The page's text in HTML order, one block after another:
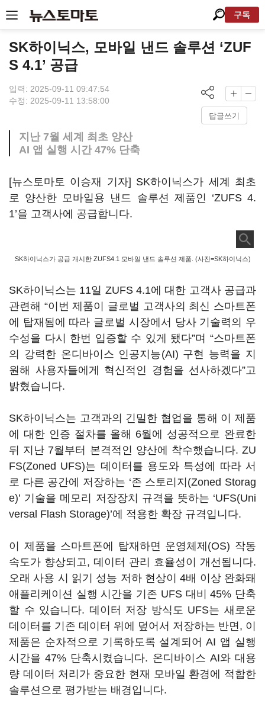
구독
SK하이닉스, 모바일 낸드 솔루션 ‘ZUF
S 4.1’ 공급
입력: 2025-09-11 09:47:54
수정: 2025-09-11 13:58:00
답글쓰기
지난 7월 세계 최초 양산
AI 앱 실행 시간 47% 단축
[뉴스토마토 이승재 기자] SK하이닉스가 세계 최초
로 양산한 모바일용 낸드 솔루션 제품인 ‘ZUFS 4.
1’을 고객사에 공급합니다.
SK하이닉스가 공급 개시한 ZUFS4.1 모바일 낸드 솔루션 제품. (사진=SK하이닉스)
SK하이닉스는 11일 ZUFS 4.1에 대한 고객사 공급과
관련해 “이번 제품이 글로벌 고객사의 최신 스마트폰
에 탑재됨에 따라 글로벌 시장에서 당사 기술력의 우
수성을 다시 한번 입증할 수 있게 됐다”며 “스마트폰
의 강력한 온디바이스 인공지능(AI) 구현 능력을 지
원해 사용자들에게 혁신적인 경험을 선사하겠다”고
밝혔습니다.
SK하이닉스는 고객과의 긴밀한 협업을 통해 이 제품
에 대한 인증 절차를 올해 6월에 성공적으로 완료한
뒤 지난 7월부터 본격적인 양산에 착수했습니다. ZU
FS(Zoned UFS)는 데이터를 용도와 특성에 따라 서
로 다른 공간에 저장하는 ‘존 스토리지(Zoned Storag
e)’ 기술을 메모리 저장장치 규격을 뜻하는 ‘UFS(Uni
versal Flash Storage)’에 적용한 확장 규격입니다.
이 제품을 스마트폰에 탑재하면 운영체제(OS) 작동
속도가 향상되고, 데이터 관리 효율성이 개선됩니다.
오래 사용 시 읽기 성능 저하 현상이 4배 이상 완화돼
애플리케이션 실행 시간을 기존 UFS 대비 45% 단축
할 수 있습니다. 데이터 저장 방식도 UFS는 새로운
데이터를 기존 데이터 위에 덮어서 저장하는 반면, 이
제품은 순차적으로 기록하도록 설계되어 AI 앱 실행
시간을 47% 단축시켰습니다. 온디바이스 AI와 대용
량 데이터 처리가 중요한 현재 모바일 환경에 적합한
솔루션으로 평가받는 배경입니다.